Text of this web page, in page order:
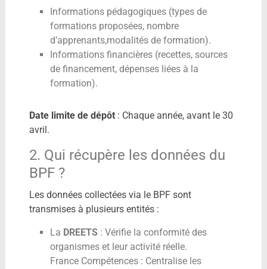
Informations pédagogiques (types de
formations proposées, nombre
d’apprenants,modalités de formation).
Informations financières (recettes, sources
de financement, dépenses liées à la
formation).
Date limite de dépôt: Chaque année, avant le 30
avril.
2. Qui récupère les données du
BPF ?
Les données collectées via le BPF sont
transmises à plusieurs entités :
La DREETS: Vérifie la conformité des
organismes et leur activité réelle.
France Compétences : Centralise les